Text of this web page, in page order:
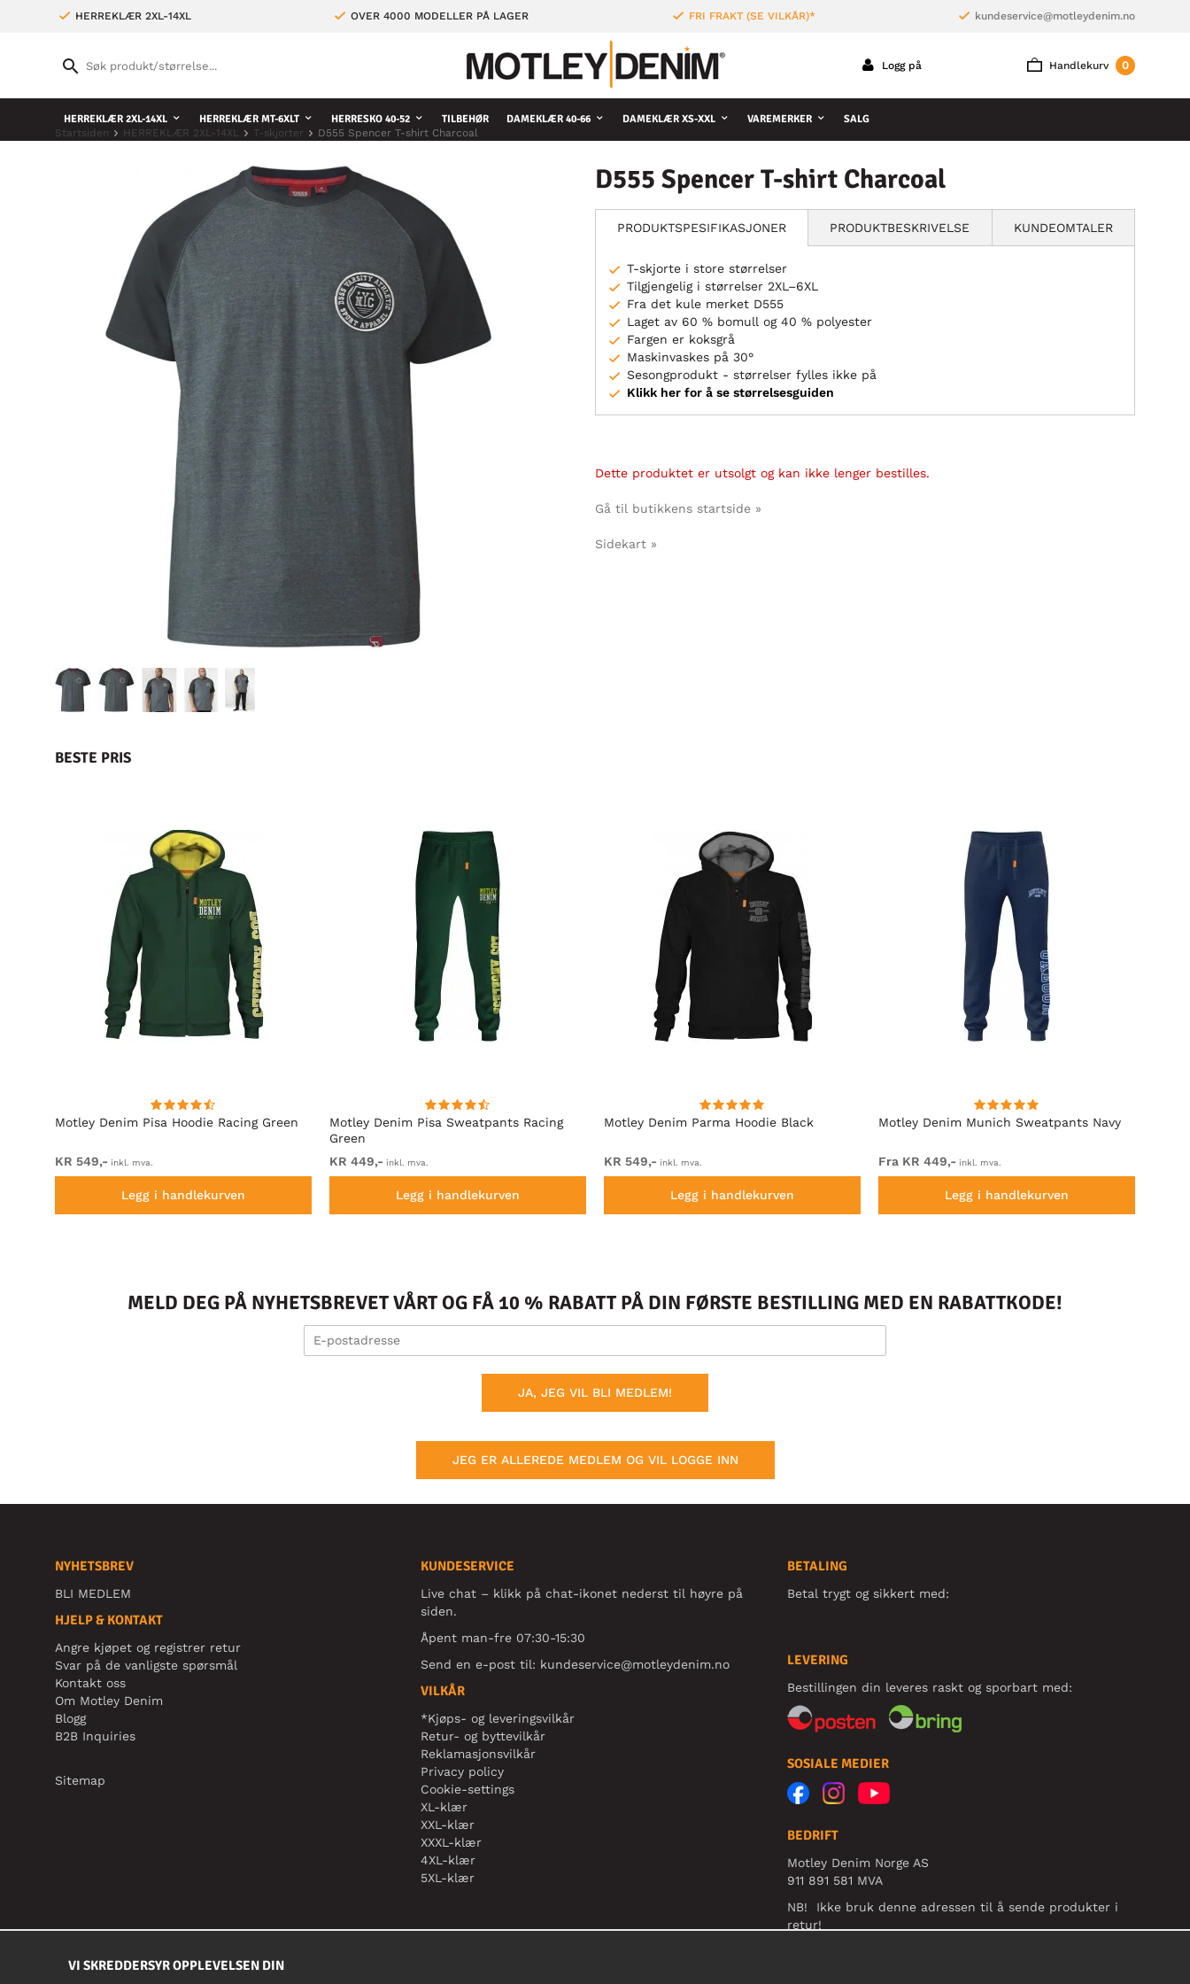
HERREKLÆR 2XL-14XL OVER 4000 MODELLER PÅ LAGER FRI FRAKT (SE VILKÅR)* kundeservice@motleydenim.no
Handlekurv 0
Logg på
HERREKLÆR 2XL-14XL HERREKLÆR MT-6XLT HERRESKO 40-52 TILBEHØR DAMEKLÆR 40-66 DAMEKLÆR XS-XXL VAREMERKER SALG
Startsiden HERREKLÆR 2XL-14XL T-skjorter D555 Spencer T-shirt Charcoal
D555 Spencer T-shirt Charcoal
PRODUKTSPESIFIKASJONER PRODUKTBESKRIVELSE KUNDEOMTALER
T-skjorte i store størrelser
Tilgjengelig i størrelser 2XL–6XL
Fra det kule merket D555
Laget av 60 % bomull og 40 % polyester
Fargen er koksgrå
Maskinvaskes på 30°
Sesongprodukt - størrelser fylles ikke på
Klikk her for å se størrelsesguiden
Dette produktet er utsolgt og kan ikke lenger bestilles.
Gå til butikkens startside »
Sidekart »
BESTE PRIS
Motley Denim Pisa Hoodie Racing Green
KR 549,- inkl. mva.
Legg i handlekurven
Motley Denim Pisa Sweatpants Racing
Green
KR 449,- inkl. mva.
Legg i handlekurven
Motley Denim Parma Hoodie Black
KR 549,- inkl. mva.
Legg i handlekurven
Motley Denim Munich Sweatpants Navy
Fra KR 449,- inkl. mva.
Legg i handlekurven
MELD DEG PÅ NYHETSBREVET VÅRT OG FÅ 10 % RABATT PÅ DIN FØRSTE BESTILLING MED EN RABATTKODE!
JA, JEG VIL BLI MEDLEM!
JEG ER ALLEREDE MEDLEM OG VIL LOGGE INN
NYHETSBREV
BLI MEDLEM
HJELP & KONTAKT
Angre kjøpet og registrer retur
Svar på de vanligste spørsmål
Kontakt oss
Om Motley Denim
Blogg
B2B Inquiries
Sitemap
KUNDESERVICE
Live chat – klikk på chat-ikonet nederst til høyre på
siden.
Åpent man-fre 07:30-15:30
Send en e-post til: kundeservice@motleydenim.no
VILKÅR
*Kjøps- og leveringsvilkår
Retur- og byttevilkår
Reklamasjonsvilkår
Privacy policy
Cookie-settings
XL-klær
XXL-klær
XXXL-klær
4XL-klær
5XL-klær
BETALING
Betal trygt og sikkert med:
LEVERING
Bestillingen din leveres raskt og sporbart med:
SOSIALE MEDIER
BEDRIFT
Motley Denim Norge AS
911 891 581 MVA
NB! Ikke bruk denne adressen til å sende produkter i
retur!
VI SKREDDERSYR OPPLEVELSEN DIN